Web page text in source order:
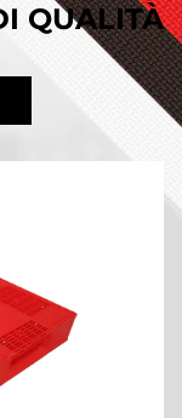
QUALITÀ